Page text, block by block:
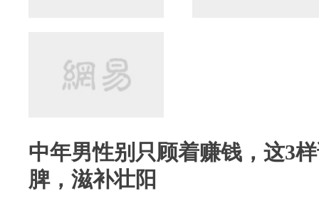
中年男性别只顾着赚钱，这3
脾，滋补壮阳